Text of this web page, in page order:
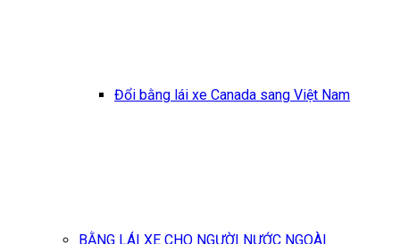
Đổi bằng lái xe Canada sang Việt Nam
BẰNG LÁI XE CHO NGƯỜI NƯỚC NGOÀI